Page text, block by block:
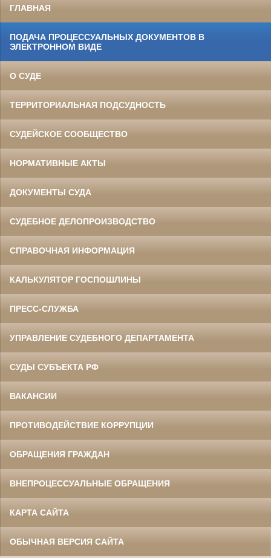
ГЛАВНАЯ
ПОДАЧА ПРОЦЕССУАЛЬНЫХ ДОКУМЕНТОВ В
ЭЛЕКТРОННОМ ВИДЕ
О СУДЕ
ТЕРРИТОРИАЛЬНАЯ ПОДСУДНОСТЬ
СУДЕЙСКОЕ СООБЩЕСТВО
НОРМАТИВНЫЕ АКТЫ
ДОКУМЕНТЫ СУДА
СУДЕБНОЕ ДЕЛОПРОИЗВОДСТВО
СПРАВОЧНАЯ ИНФОРМАЦИЯ
КАЛЬКУЛЯТОР ГОСПОШЛИНЫ
ПРЕСС-СЛУЖБА
УПРАВЛЕНИЕ СУДЕБНОГО ДЕПАРТАМЕНТА
СУДЫ СУБЪЕКТА РФ
ВАКАНСИИ
ПРОТИВОДЕЙСТВИЕ КОРРУПЦИИ
ОБРАЩЕНИЯ ГРАЖДАН
ВНЕПРОЦЕССУАЛЬНЫЕ ОБРАЩЕНИЯ
КАРТА САЙТА
ОБЫЧНАЯ ВЕРСИЯ САЙТА